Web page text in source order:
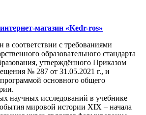
интернет-магазин «Kedr-ros»
в соответствии с требованиями
образовательного стандарта
утверждённого Приказом
№ 287 от 31.05.2021 г., и
основного общего
научных исследований в учебнике
мировой истории XIX – начала